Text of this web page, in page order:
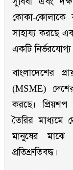
কোকা-কোলাকে
সাহায্য করছে
একটি
বাংলাদেশের
(MSME)
করছে। প্রিয়শপ
তৈরির মাধ্যমে
মানুষের
প্রতিশ্রুতিবদ্ধ।